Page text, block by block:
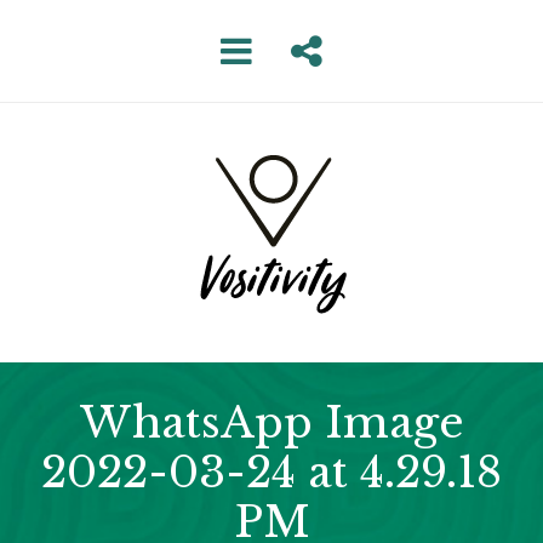
WhatsApp Image
2022-03-24 at 4.29.18
PM